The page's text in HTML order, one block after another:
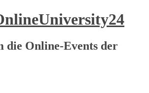
die Online-Events der